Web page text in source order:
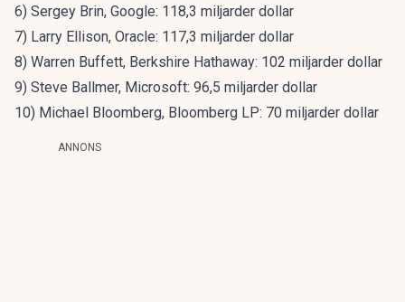
6) Sergey Brin, Google: 118,3 miljarder dollar
7) Larry Ellison, Oracle: 117,3 miljarder dollar
8) Warren Buffett, Berkshire Hathaway: 102 miljarder dollar
9) Steve Ballmer, Microsoft: 96,5 miljarder dollar
10) Michael Bloomberg, Bloomberg LP: 70 miljarder dollar
ANNONS